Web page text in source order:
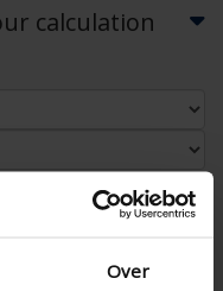
Over
calculation